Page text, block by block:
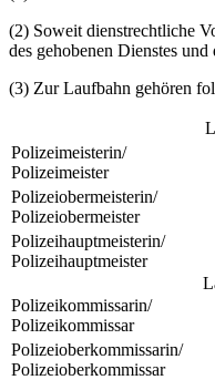
(2) Soweit dienstrechtliche
des gehobenen Dienstes
(3) Zur Laufbahn gehören
Polizeimeisterin/
Polizeimeister
Polizeiobermeisterin/
Polizeiobermeister
Polizeihauptmeisterin/
Polizeihauptmeister
Polizeikommissarin/
Polizeikommissar
Polizeioberkommissarin/
Polizeioberkommissar